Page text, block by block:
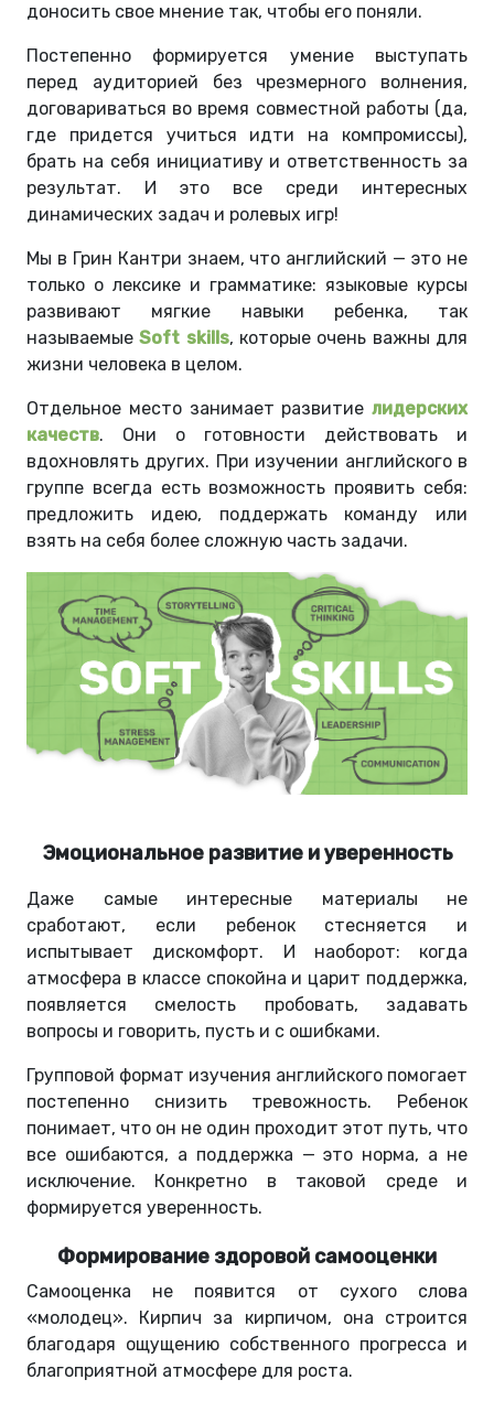
доносить свое мнение так, чтобы его поняли.
Постепенно формируется умение выступать
перед аудиторией без чрезмерного волнения,
договариваться во время совместной работы (да,
где придется учиться идти на компромиссы),
брать на себя инициативу и ответственность за
результат. И это все среди интересных
динамических задач и ролевых игр!
Мы в Грин Кантри знаем, что английский — это не
только о лексике и грамматике: языковые курсы
развивают мягкие навыки ребенка, так
называемыеSoft skills, которые очень важны для
жизни человека в целом.
Отдельное место занимает развитие лидерских
качеств. Они о готовности действовать и
вдохновлять других. При изучении английского в
группе всегда есть возможность проявить себя:
предложить идею, поддержать команду или
взять на себя более сложную часть задачи.
Эмоциональное развитие и уверенность
Даже самые интересные материалы не
сработают, если ребенок стесняется и
испытывает дискомфорт. И наоборот: когда
атмосфера в классе спокойна и царит поддержка,
появляется смелость пробовать, задавать
вопросы и говорить, пусть и с ошибками.
Групповой формат изучения английского помогает
постепенно снизить тревожность. Ребенок
понимает, что он не один проходит этот путь, что
все ошибаются, а поддержка — это норма, а не
исключение. Конкретно в таковой среде и
формируется уверенность.
Формирование здоровой самооценки
Самооценка не появится от сухого слова
«молодец». Кирпич за кирпичом, она строится
благодаря ощущению собственного прогресса и
благоприятной атмосфере для роста.